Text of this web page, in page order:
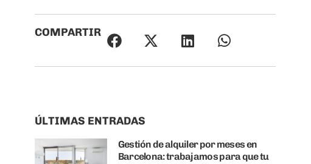
COMPARTIR
ÚLTIMAS ENTRADAS
Gestión de alquiler por meses en
Barcelona: trabajamos para que tu